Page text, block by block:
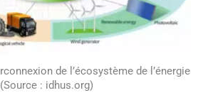
de l’écosystème de l’énergie
: idhus.org)